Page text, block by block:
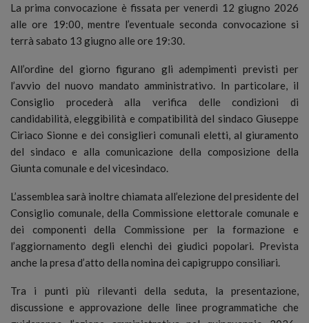
La prima convocazione è fissata per venerdì 12 giugno 2026
alle ore 19:00, mentre l’eventuale seconda convocazione si
terrà sabato 13 giugno alle ore 19:30.
All’ordine del giorno figurano gli adempimenti previsti per
l’avvio del nuovo mandato amministrativo. In particolare, il
Consiglio procederà alla verifica delle condizioni di
candidabilità, eleggibilità e compatibilità del sindaco Giuseppe
Ciriaco Sionne e dei consiglieri comunali eletti, al giuramento
del sindaco e alla comunicazione della composizione della
Giunta comunale e del vicesindaco.
L’assemblea sarà inoltre chiamata all’elezione del presidente del
Consiglio comunale, della Commissione elettorale comunale e
dei componenti della Commissione per la formazione e
l’aggiornamento degli elenchi dei giudici popolari. Prevista
anche la presa d’atto della nomina dei capigruppo consiliari.
Tra i punti più rilevanti della seduta, la presentazione,
discussione e approvazione delle linee programmatiche che